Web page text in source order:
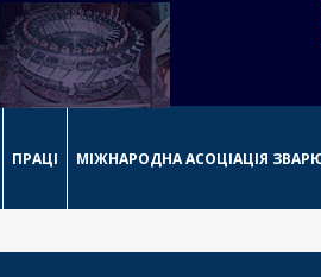
ПРАЦІ МІЖНАРОДНА АСОЦІАЦІЯ